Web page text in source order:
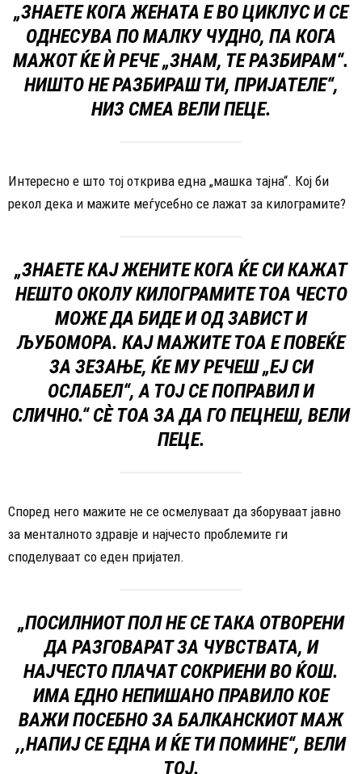
„ЗНАЕТЕ КОГА ЖЕНАТА Е ВО ЦИКЛУС И СЕ
ОДНЕСУВА ПО МАЛКУ ЧУДНО, ПА КОГА
МАЖОТ ЌЕ Ѝ РЕЧЕ „ЗНАМ, ТЕ РАЗБИРАМ“.
НИШТО НЕ РАЗБИРАШ ТИ, ПРИЈАТЕЛЕ“,
НИЗ СМЕА ВЕЛИ ПЕЦЕ.
Интересно е што тој открива една „машка тајна“. Кој би
рекол дека и мажите меѓусебно се лажат за килограмите?
„ЗНАЕТЕ КАЈ ЖЕНИТЕ КОГА ЌЕ СИ КАЖАТ
НЕШТО ОКОЛУ КИЛОГРАМИТЕ ТОА ЧЕСТО
МОЖЕ ДА БИДЕ И ОД ЗАВИСТ И
ЉУБОМОРА. КАЈ МАЖИТЕ ТОА Е ПОВЕЌЕ
ЗА ЗЕЗАЊЕ, ЌЕ МУ РЕЧЕШ „ЕЈ СИ
ОСЛАБЕЛ“, А ТОЈ СЕ ПОПРАВИЛ И
СЛИЧНО.“ СÈ ТОА ЗА ДА ГО ПЕЦНЕШ, ВЕЛИ
ПЕЦЕ.
Според него мажите не се осмелуваат да зборуваат јавно
за менталното здравје и најчесто проблемите ги
споделуваат со еден пријател.
„ПОСИЛНИОТ ПОЛ НЕ СЕ ТАКА ОТВОРЕНИ
ДА РАЗГОВАРАТ ЗА ЧУВСТВАТА, И
НАЈЧЕСТО ПЛАЧАТ СОКРИЕНИ ВО ЌОШ.
ИМА ЕДНО НЕПИШАНО ПРАВИЛО КОЕ
ВАЖИ ПОСЕБНО ЗА БАЛКАНСКИОТ МАЖ
,,НАПИЈ СЕ ЕДНА И ЌЕ ТИ ПОМИНЕ“, ВЕЛИ
ТОЈ.